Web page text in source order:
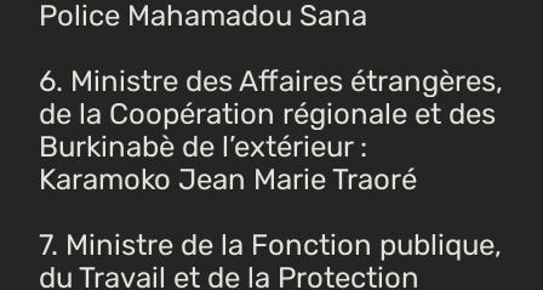
Police Mahamadou Sana
6. Ministre des Affaires étrangères,
de la Coopération régionale et des
Burkinabè de l’extérieur :
Karamoko Jean Marie Traoré
7. Ministre de la Fonction publique,
du Travail et de la Protection